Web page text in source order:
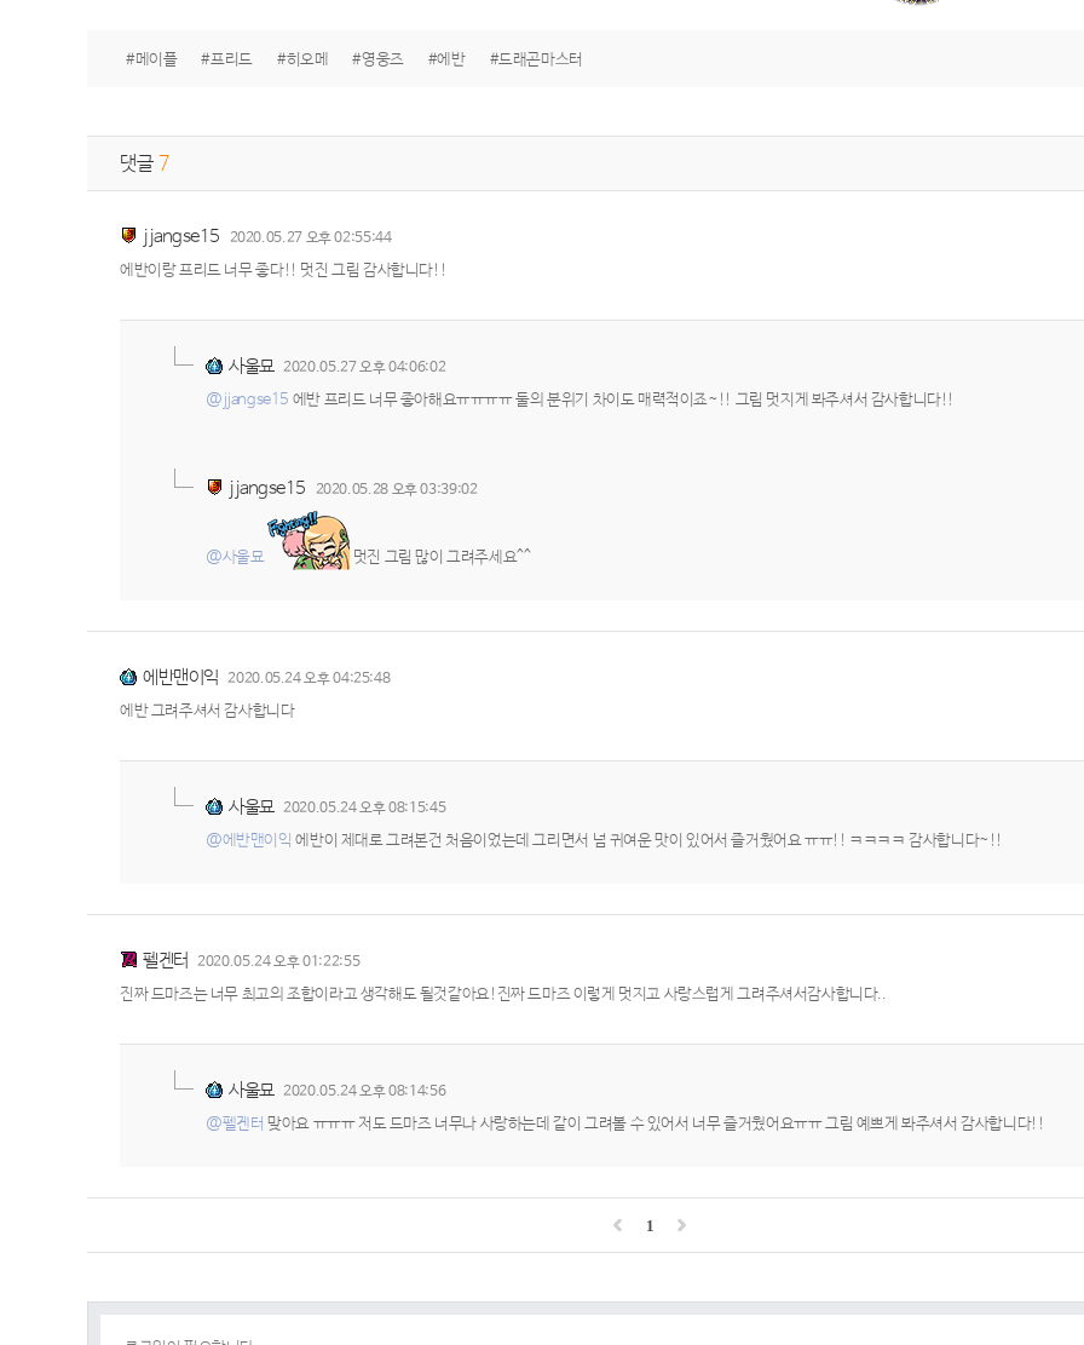
#메이플 #프리드 #히오메 #영웅즈 #에반 #드래곤마스터
댓글 7
jjangse15 2020.05.27 오후 02:55:44
에반이랑 프리드 너무 좋다!! 멋진 그림 감사합니다!!
사울묘 2020.05.27 오후 04:06:02
@jjangse15 에반 프리드 너무 좋아해요ㅠㅠㅠㅠ 둘의 분위기 차이도 매력적이죠~!! 그림 멋지게 봐주셔서 감사합니다!!
jjangse15 2020.05.28 오후 03:39:02
@사울묘 멋진 그림 많이 그려주세요^^
에반맨이익 2020.05.24 오후 04:25:48
에반 그려주셔서 감사합니다
사울묘 2020.05.24 오후 08:15:45
@에반맨이익 에반이 제대로 그려본건 처음이었는데 그리면서 넘 귀여운 맛이 있어서 즐거웠어요 ㅠㅠ!! ㅋㅋㅋㅋ 감사합니다~!!
펠겐터 2020.05.24 오후 01:22:55
진짜 드마즈는 너무 최고의 조합이라고 생각해도 될것같아요!진짜 드마즈 이렇게 멋지고 사랑스럽게 그려주셔서감사합니다..
사울묘 2020.05.24 오후 08:14:56
@펠겐터 맞아요 ㅠㅠㅠ 저도 드마즈 너무나 사랑하는데 같이 그려볼 수 있어서 너무 즐거웠어요ㅠㅠ 그림 예쁘게 봐주셔서 감사합니다!!
1